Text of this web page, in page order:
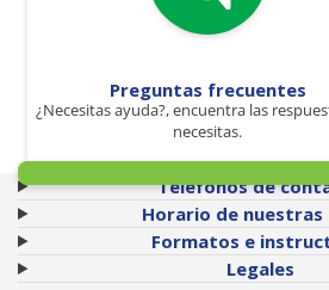
Preguntas frecuentes
¿Necesitas ayuda?, encuentra las
necesitas.
Teléfonos de
Horario de nuestras
Formatos e
Legales